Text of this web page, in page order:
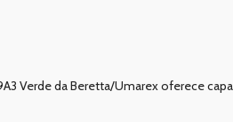
Verde da Beretta/Umarex oferece